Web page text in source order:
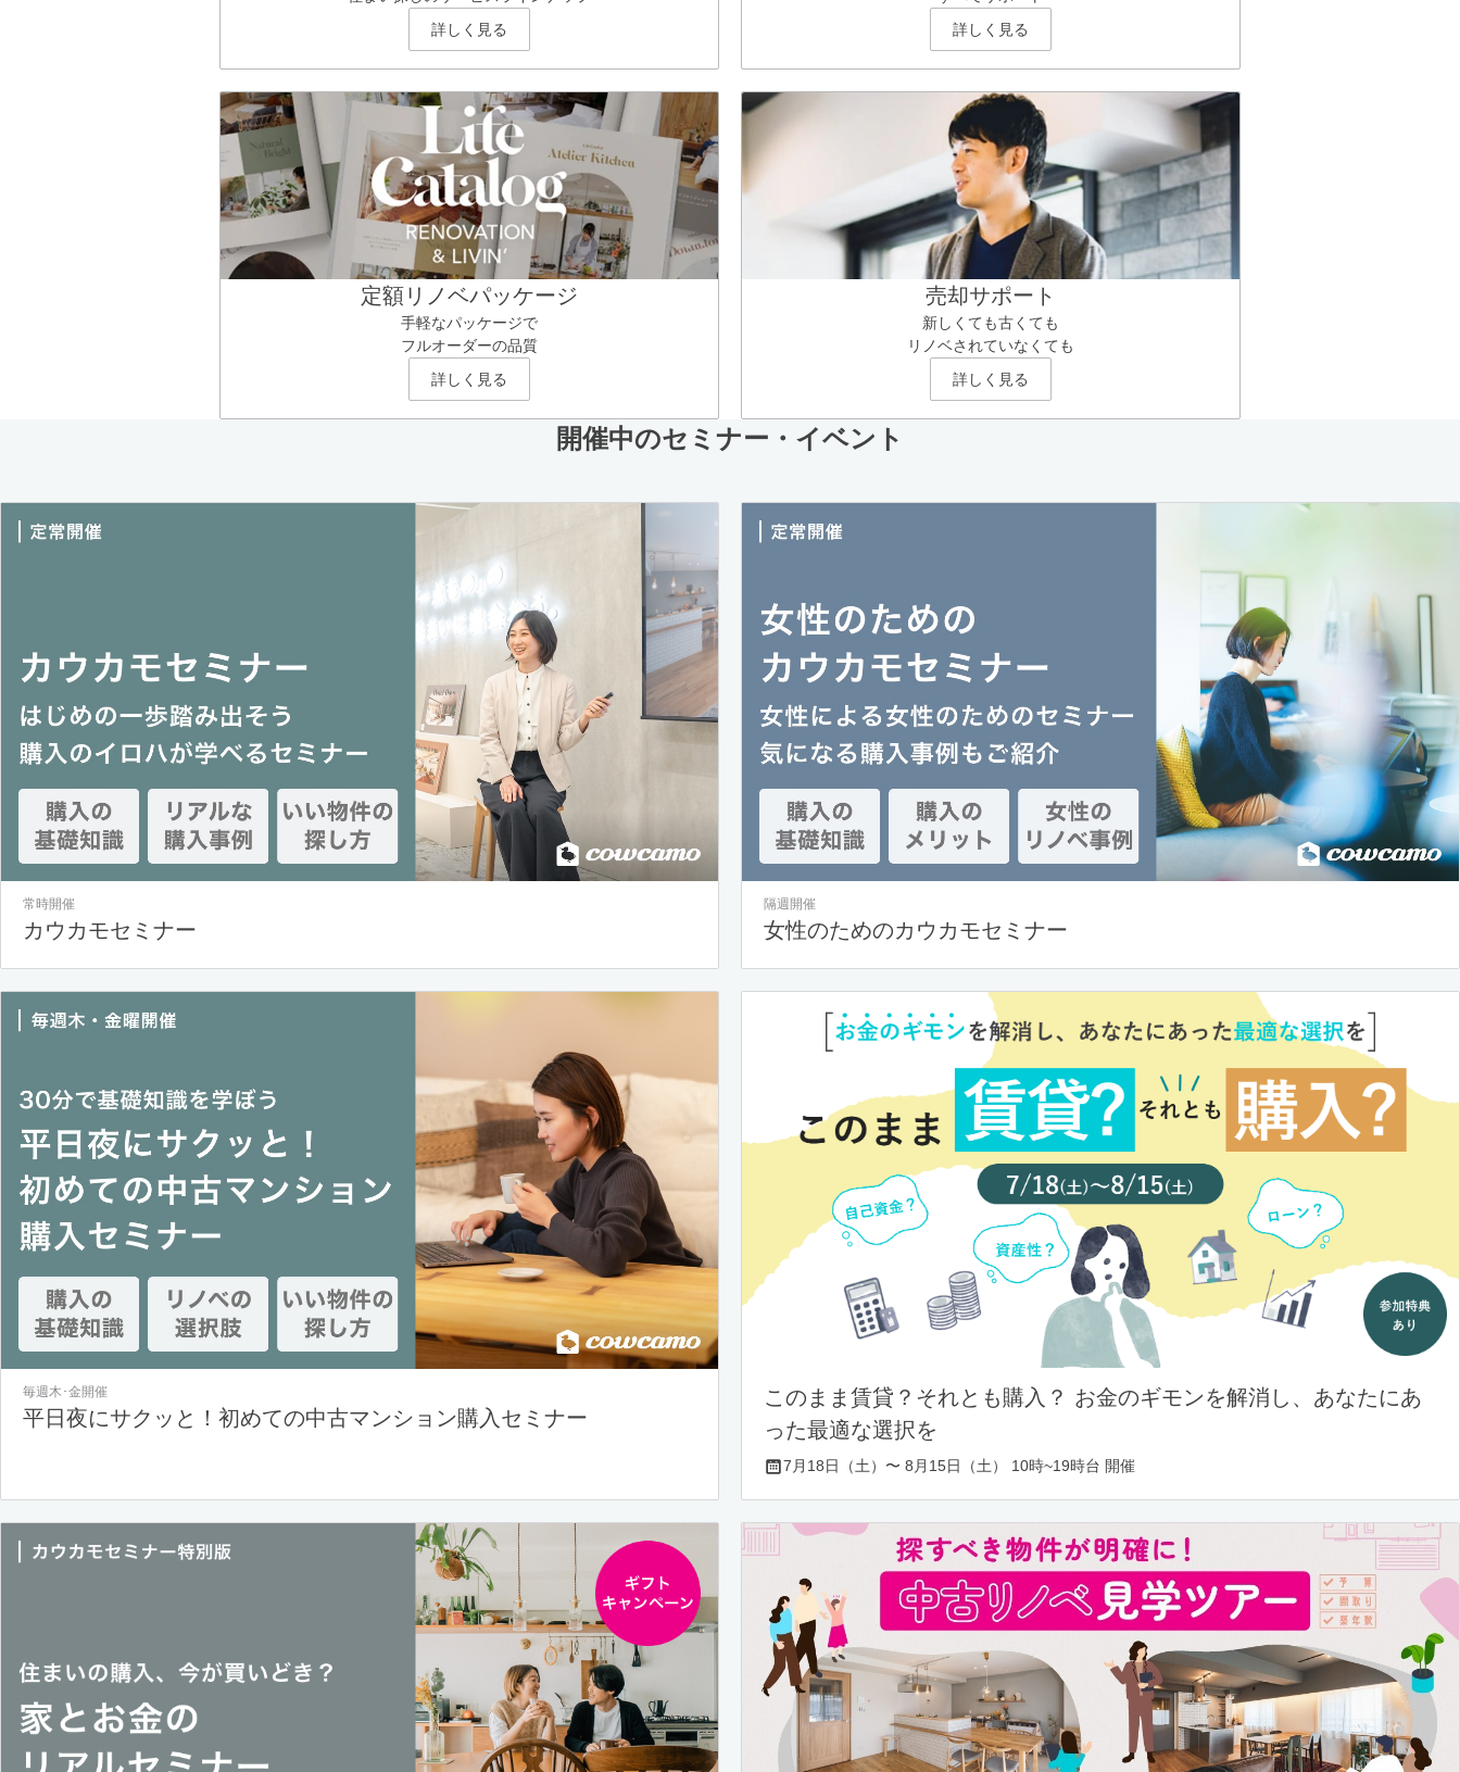
詳しく見る
詳しく見る
定額リノベパッケージ
手軽なパッケージで
フルオーダーの品質
詳しく見る
売却サポート
新しくても古くても
リノベされていなくても
詳しく見る
開催中のセミナー・イベント
常時開催
カウカモセミナー
隔週開催
女性のためのカウカモセミナー
毎週木･金開催
平日夜にサクッと！初めての中古マンション購入セミナー
このまま賃貸？それとも購入？ お金のギモンを解消し、あなたにあ
った最適な選択を
7月18日（土）〜 8月15日（土） 10時~19時台 開催